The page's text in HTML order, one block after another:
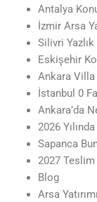
Antalya
İzmir Arsa
Silivri
Eskişehir
Ankara
İstanbul 0
Ankara’da
2026
Sapanca
2027
Blog
Arsa Yatırımı